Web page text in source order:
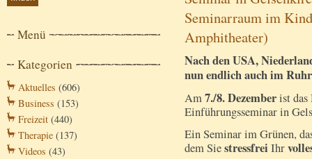
Menü
Kategorien
Aktuelles (606)
Business (153)
Freizeit (440)
Therapie (137)
Videos (43)
Seminarraum im
Amphitheater)
Nach den USA,
nun endlich auch im
Am7./8. Dezemberist
Einführungsseminar in
Ein Seminar im Grünen,
dem Siestressfrei Ihr